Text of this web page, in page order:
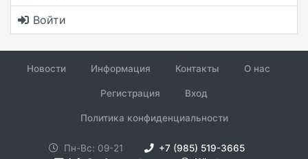
Войти
Новости Информация Контакты О нас
Регистрация Вход
Политика конфиденциальности
Пн-Вс: 09-21
+7 (985) 519-3665